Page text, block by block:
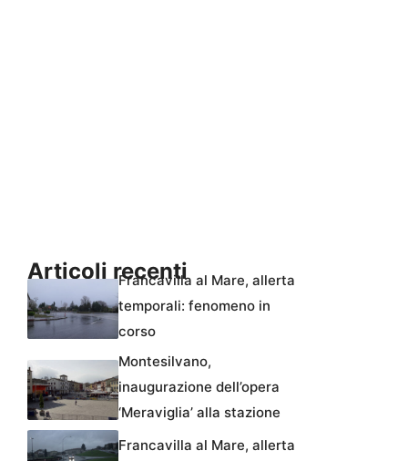
Articoli recentiFrancavilla al Mare, allerta
temporali: fenomeno in
corso
Montesilvano,
inaugurazione dell’opera
‘Meraviglia’ alla stazione
Francavilla al Mare, allerta